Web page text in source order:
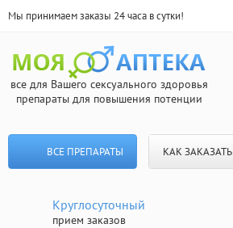
Мы принимаем заказы 24 часа в сутки!
все для Вашего сексуального здоровья
препараты для повышения потенции
ВСЕ ПРЕПАРАТЫ КАК ЗАКАЗАТЬ
Круглосуточный
прием заказов